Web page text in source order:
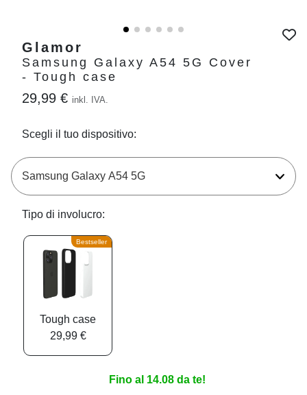
Glamor
Samsung Galaxy A54 5G Cover
- Tough case
29,99 € inkl. IVA.
Scegli il tuo dispositivo:
Tipo di involucro:
Bestseller
Tough case
29,99 €
Fino al 14.08 da te!